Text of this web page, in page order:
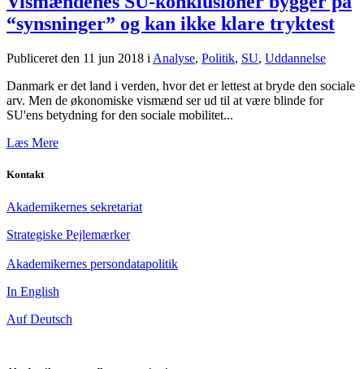
“synsninger” og kan ikke klare tryktest
Publiceret den 11 jun 2018 i Analyse, Politik, SU, Uddannelse
Danmark er det land i verden, hvor det er lettest at bryde den sociale
arv. Men de økonomiske vismænd ser ud til at være blinde for
SU'ens betydning for den sociale mobilitet...
Læs Mere
Kontakt
Akademikernes sekretariat
Strategiske Pejlemærker
Akademikernes persondatapolitik
In English
Auf Deutsch